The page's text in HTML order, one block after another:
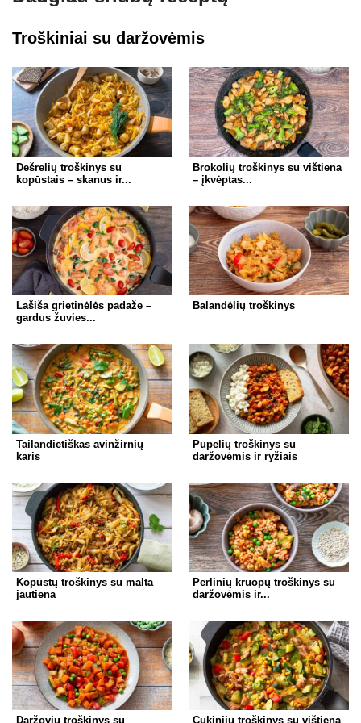
s
p
p
gr
m
e
g
er
e
o
o
k
e
Troškiniai su daržovėmis
Dešrelių troškinys su
kopūstais – skanus ir...
Brokolių troškinys su vištiena
– įkvėptas...
Lašiša grietinėlės padaže –
gardus žuvies...
Balandėlių troškinys
Tailandietiškas avinžirnių
karis
Pupelių troškinys su
daržovėmis ir ryžiais
Kopūstų troškinys su malta
jautiena
Perlinių kruopų troškinys su
daržovėmis ir...
Daržovių troškinys su Cukinijų troškinys su vištiena